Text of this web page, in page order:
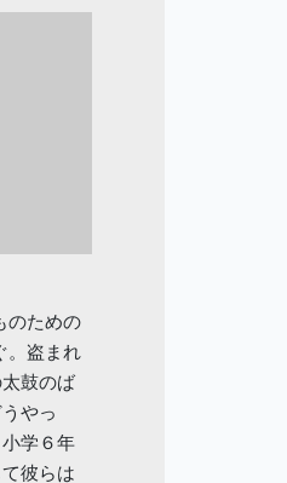
のための
。盗まれ
鼓のば
やっ
学６年
彼らは